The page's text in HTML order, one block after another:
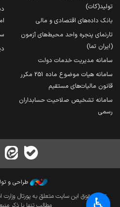
تولید(کات)
بانک داده‌های اقتصادی و مالی
تارنمای پنجره واحد محیط‌های آزمون
(ایران تما)
سامانه مدیریت خدمات دولت
سامانه هیات موضوع ماده 251 مکرر
قانون مالیات‌های مستقیم
سامانه تشخیص صلاحیت حسابداران
رسمی
طراحی و
تمام حقوق این سایت متعلق به پورتال وزارت
مطالب تنها با ذکر
♿︎